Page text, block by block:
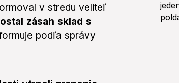
v stredu veliteľ
zásah sklad s
podľa správy